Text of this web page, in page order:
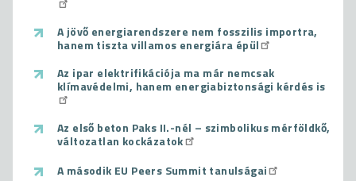
A jövő energiarendszere nem fosszilis importra,
hanem tiszta villamos energiára épül
Az ipar elektrifikációja ma már nemcsak
klímavédelmi, hanem energiabiztonsági kérdés is
Az első beton Paks II.-nél – szimbolikus mérföldkő,
változatlan kockázatok
A második EU Peers Summit tanulságai